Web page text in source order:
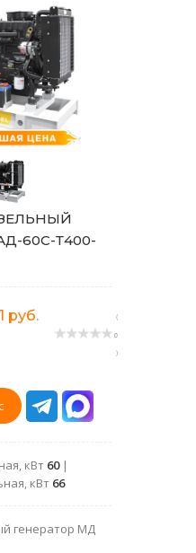
60С-Т400-
(
0
)
руб.
кВт 60|
кВт 66
генератор МД